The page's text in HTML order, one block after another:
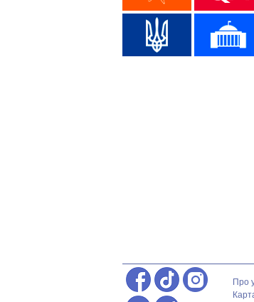
Про